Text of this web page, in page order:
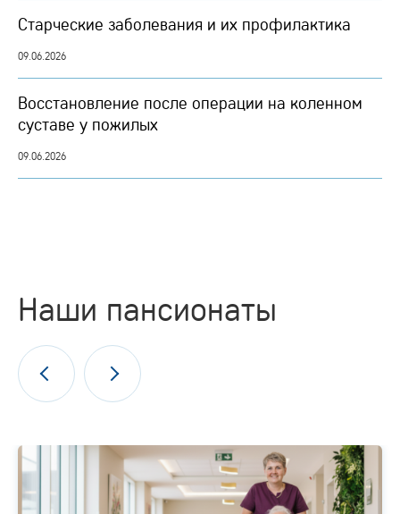
Старческие заболевания и их профилактика
09.06.2026
Восстановление после операции на коленном
суставе у пожилых
09.06.2026
Наши пансионаты